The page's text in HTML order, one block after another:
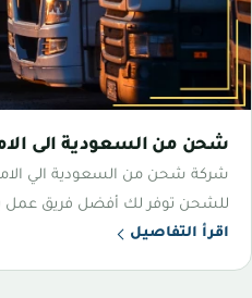
شحن من السعودية الى
شركة شحن من السعودية الي
للشحن توفر لك أفضل فريق عمل
اقرأ التفاصيل